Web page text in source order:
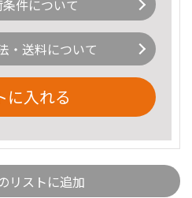
件について
・送料について
に入れる
リストに追加